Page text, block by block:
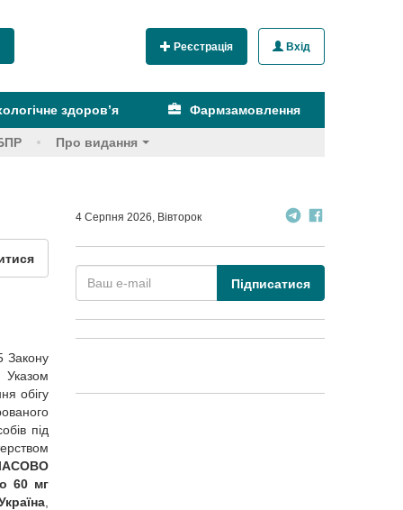
Реєстрація Вхід
здоров’я Фармзамовлення
Про видання
Закону
Указом
обігу
під
60 мг
,
4 Серпня 2026, Вівторок
Підписатися